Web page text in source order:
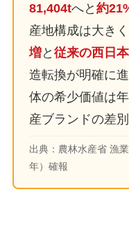
81,404tへと 約
産地構成は大き
増と 従来の西日
造転換が明確に
体の希少価値は
産ブランドの差
出典：農林水産省 漁
年）確報